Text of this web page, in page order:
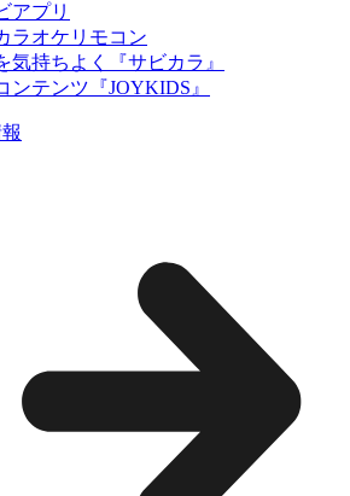
アプリ
ラオケリモコン
気持ちよく『サビカラ』
ンテンツ『JOYKIDS』